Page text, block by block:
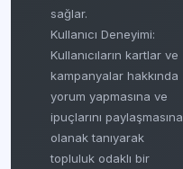
sağlar.
Kullanıcı Deneyimi:
Kullanıcıların kartlar ve
kampanyalar hakkında
yorum yapmasına ve
ipuçlarını paylaşmasına
olanak tanıyarak
topluluk odaklı bir